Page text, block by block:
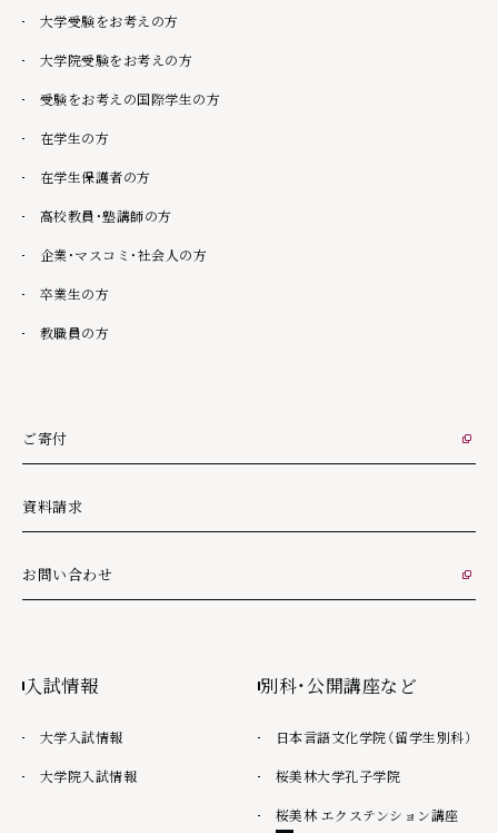
大学受験をお考えの方
大学院受験をお考えの方
受験をお考えの国際学生の方
在学生の方
在学生保護者の方
高校教員・塾講師の方
企業・マスコミ・社会人の方
卒業生の方
教職員の方
ご寄付
外部リンク
資料請求
お問い合わせ
外部リンク
入試情報
大学入試情報
大学院入試情報
別科・公開講座など
日本言語文化学院（留学生別科）
桜美林大学孔子学院
桜美林 エクステンション講座外部